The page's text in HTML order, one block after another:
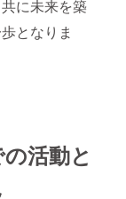
に未来を築
となりま
活動と